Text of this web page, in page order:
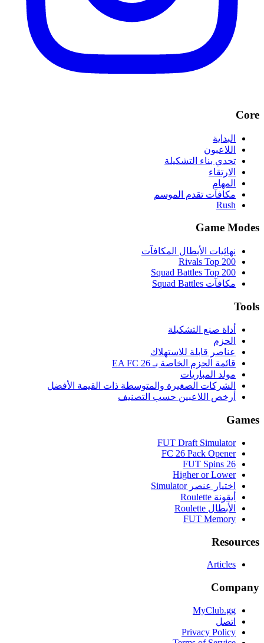
Core
البداية
اللاعبون
تحدي بناء التشكيلة
الارتقاء
المهام
مكافآت تقدم الموسم
Rush
Game Modes
نهائيات الأبطال المكافآت
Rivals Top 200
Squad Battles Top 200
مكافآت Squad Battles
Tools
أداة صنع التشكيلة
الحزم
عناصر قابلة للاستهلاك
قائمة الحزم الخاصة بـ EA FC 26
مولد المباريات
الشركات الصغيرة والمتوسطة ذات القيمة الأفضل
أرخص اللاعبين حسب التصنيف
Games
FUT Draft Simulator
FC 26 Pack Opener
FUT Spins 26
Higher or Lower
اختيار عنصر Simulator
أيقونة Roulette
الأبطال Roulette
FUT Memory
Resources
Articles
Company
MyClub.gg
اتصل
Privacy Policy